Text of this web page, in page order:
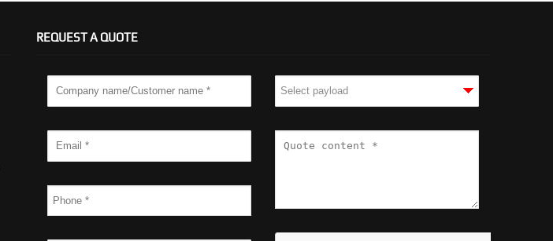
REQUEST A QUOTE